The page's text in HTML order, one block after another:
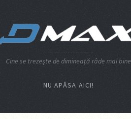
Cine se trezeşte de dimineaţă râde mai bine
NU APĂSA AICI!